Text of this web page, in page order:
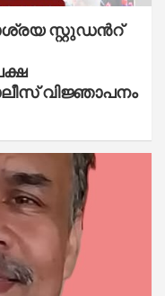
സ്റ്റുഡന്‍റ്
വിജ്ഞാപനം